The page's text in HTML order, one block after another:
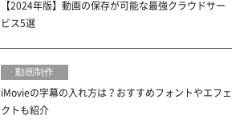
【2024年版】動画の保存が可能な最強クラウドサー
ビス5選
動画制作
iMovieの字幕の入れ方は？おすすめフォントやエフェ
クトも紹介